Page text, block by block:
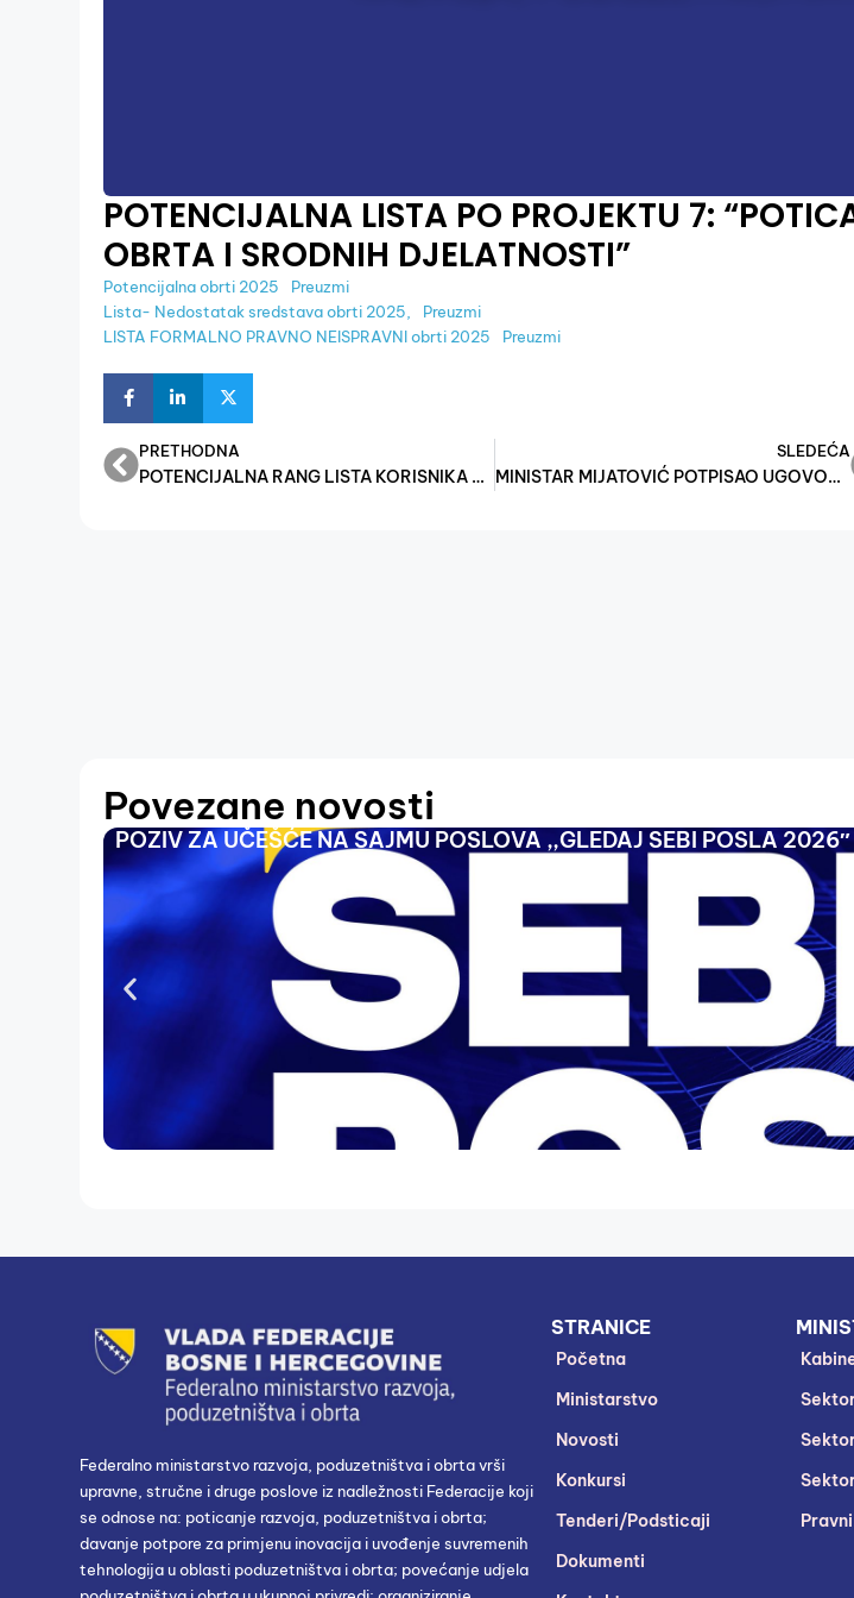
POTENCIJALNA LISTA PO PROJEKTU 7:
OBRTA I SRODNIH DJELATNOSTI”
Potencijalna obrti 2025
Preuzmi
Lista- Nedostatak sredstava obrti 2025,
Preuzmi
LISTA FORMALNO PRAVNO NEISPRAVNI obrti 2025
Preuzmi
PRETHODNA
POTENCIJALNA RANG LISTA KORISNIKA PO PROJEKTU BR.4 “JAČANJE KONKURENTNOSTI MSP”
SLEDEĆA
MINISTAR MIJATOVIĆ POTPISAO UGOVORE O POTICAJNIM SREDSTVIMA SA 31 KORISNIKOM: “OSTVARILI SMO CILJ – ČETIRI PUTA VEĆA IZDVAJANJA ZA MALU PRIVREDU U FEDERACIJI”
Povezane novosti
POZIV ZA UČEŠĆE NA SAJMU POSLOVA ,,GLEDAJ SEBI POSLA 2026″
Federalno ministarstvo razvoja, poduzetništva i obrta vrši
upravne, stručne i druge poslove iz nadležnosti Federacije koji
se odnose na: poticanje razvoja, poduzetništva i obrta;
davanje potpore za primjenu inovacija i uvođenje suvremenih
tehnologija u oblasti poduzetništva i obrta; povećanje udjela
STRANICE
Početna
Ministarstvo
Novosti
Konkursi
Tenderi/Podsticaji
Dokumenti